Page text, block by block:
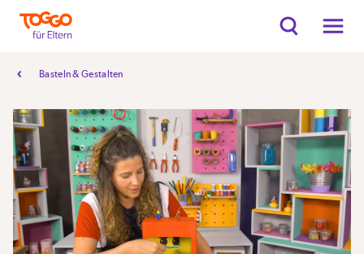
Basteln & Gestalten